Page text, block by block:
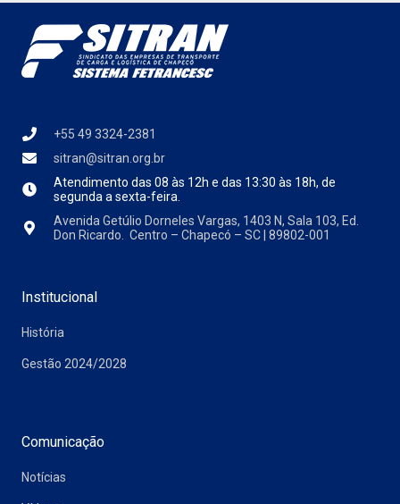
+55 49 3324-2381
sitran@sitran.org.br
Atendimento das 08 às 12h e das 13:30 às 18h, de
segunda a sexta-feira.
Avenida Getúlio Dorneles Vargas, 1403 N, Sala 103, Ed.
Don Ricardo. Centro – Chapecó – SC | 89802-001
Institucional
História
Gestão 2024/2028
Comunicação
Notícias